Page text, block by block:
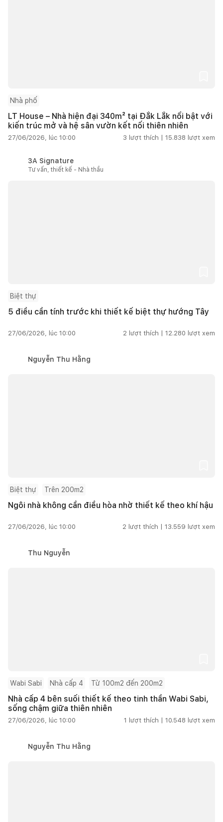
Nhà phố
LT House – Nhà hiện đại 340m² tại Đắk Lắk nổi bật với
kiến trúc mở và hệ sân vườn kết nối thiên nhiên
27/06/2026, lúc 10:00 3 lượt thích | 15.838 lượt xem
3A Signature
Tư vấn, thiết kế - Nhà thầu
Biệt thự
5 điều cần tính trước khi thiết kế biệt thự hướng Tây
27/06/2026, lúc 10:00 2 lượt thích | 12.280 lượt xem
Nguyễn Thu Hằng
Biệt thự Trên 200m2
Ngôi nhà không cần điều hòa nhờ thiết kế theo khí hậu
27/06/2026, lúc 10:00 2 lượt thích | 13.559 lượt xem
Thu Nguyễn
Wabi Sabi Nhà cấp 4 Từ 100m2 đến 200m2
Nhà cấp 4 bên suối thiết kế theo tinh thần Wabi Sabi,
sống chậm giữa thiên nhiên
27/06/2026, lúc 10:00 1 lượt thích | 10.548 lượt xem
Nguyễn Thu Hằng